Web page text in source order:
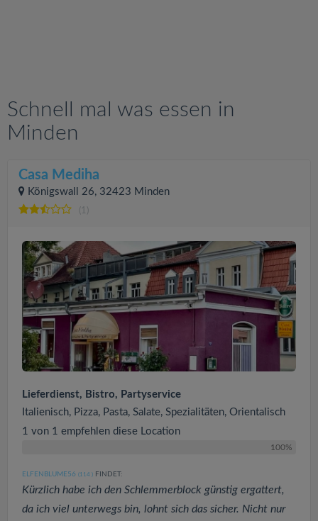
Schnell mal was essen in
Minden
Casa Mediha
Königswall 26, 32423 Minden
(1)
Lieferdienst, Bistro, Partyservice
Italienisch, Pizza, Pasta, Salate, Spezialitäten, Orientalisch
1 von 1 empfehlen diese Location
100%
ELFENBLUME56 (114 ) FINDET:
Kürzlich habe ich den Schlemmerblock günstig ergattert,
da ich viel unterwegs bin, lohnt sich das sicher. Nicht nur